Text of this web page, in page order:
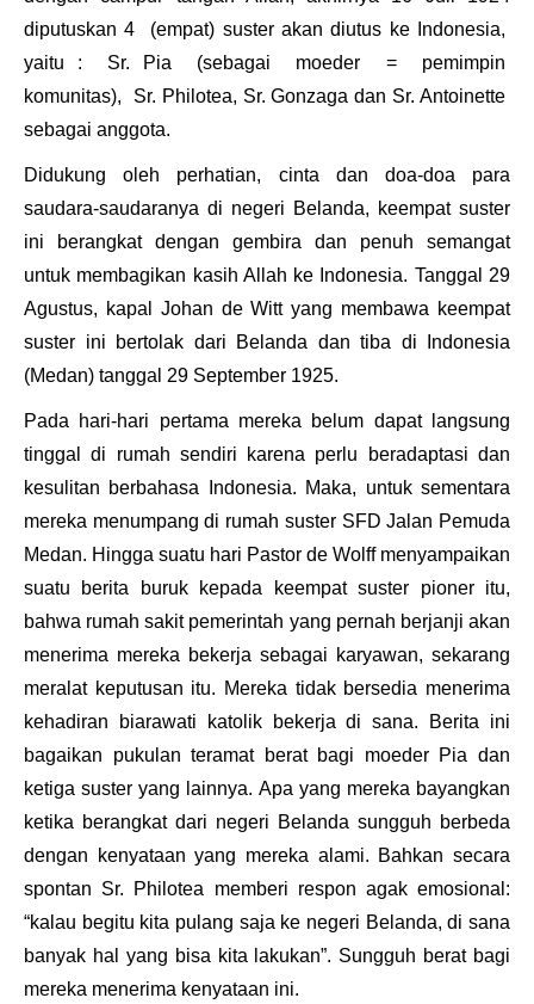
diputuskan 4 (empat) suster akan diutus ke Indonesia,
yaitu : Sr. Pia (sebagai moeder
= pemimpin
komunitas), Sr. Philotea, Sr. Gonzaga dan Sr. Antoinette
sebagai anggota.
Didukung oleh perhatian, cinta dan doa-doa para
saudara-saudaranya di negeri Belanda, keempat suster
ini berangkat dengan gembira dan penuh semangat
untuk membagikan kasih Allah ke Indonesia. Tanggal 29
Agustus, kapal Johan de Wittyang membawa keempat
suster ini bertolak dari Belanda dan tiba di Indonesia
(Medan) tanggal 29 September 1925.
Pada hari-hari pertama mereka belum dapat langsung
tinggal di rumah sendiri karena perlu beradaptasi dan
kesulitan berbahasa Indonesia. Maka, untuk sementara
mereka menumpang di rumah suster SFD Jalan Pemuda
Medan. Hingga suatu hari Pastor de Wolff menyampaikan
suatu berita buruk kepada keempat suster pioner itu,
bahwa rumah sakit pemerintah yang pernah berjanji akan
menerima mereka bekerja sebagai karyawan, sekarang
meralat keputusan itu. Mereka tidak bersedia menerima
kehadiran biarawati katolik bekerja di sana. Berita ini
bagaikan pukulan teramat berat bagi moeder Pia dan
ketiga suster yang lainnya. Apa yang mereka bayangkan
ketika berangkat dari negeri Belanda sungguh berbeda
dengan kenyataan yang mereka alami. Bahkan secara
spontan Sr. Philotea memberi respon agak emosional:
“kalau begitu kita pulang saja ke negeri Belanda, di sana
banyak hal yang bisa kita lakukan”. Sungguh berat bagi
mereka menerima kenyataan ini.